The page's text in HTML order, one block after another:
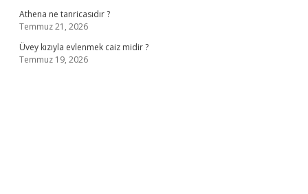
Athena ne tanricasıdır ?
Temmuz 21, 2026
Üvey kızıyla evlenmek caiz midir ?
Temmuz 19, 2026